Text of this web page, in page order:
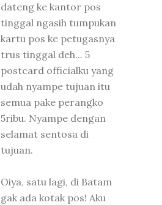
dateng ke kantor pos
tinggal ngasih tumpukan
kartu pos ke petugasnya
trus tinggal deh... 5
postcard officialku yang
udah nyampe tujuan itu
semua pake perangko
5ribu. Nyampe dengan
selamat sentosa di
tujuan.
Oiya, satu lagi, di Batam
gak ada kotak pos! Aku